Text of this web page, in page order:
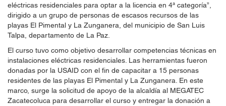
eléctricas residenciales para optar a la licencia en 4ª categoría”,
dirigido a un grupo de personas de escasos recursos de las
playas El Pimental y La Zunganera, del municipio de San Luis
Talpa, departamento de La Paz.
El curso tuvo como objetivo desarrollar competencias técnicas en
instalaciones eléctricas residenciales. Las herramientas fueron
donadas por la USAID con el fin de capacitar a 15 personas
residentes de las playas El Pimental y La Zunganera. En este
marco, surge la solicitud de apoyo de la alcaldía al MEGATEC
Zacatecoluca para desarrollar el curso y entregar la donación a